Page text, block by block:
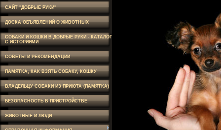
САЙТ "ДОБРЫЕ РУКИ"
ДОСКА ОБЪЯВЛЕНИЙ О ЖИВОТНЫХ
СОБАКИ И КОШКИ В ДОБРЫЕ РУКИ - КАТАЛОГ
С ИСТОРИЯМИ
СОВЕТЫ И РЕКОМЕНДАЦИИ
ПАМЯТКА, КАК ВЗЯТЬ СОБАКУ, КОШКУ
ВЛАДЕЛЬЦУ СОБАКИ ИЗ ПРИЮТА (ПАМЯТКА)
БЕЗОПАСНОСТЬ В ПРИСТРОЙСТВЕ
ЖИВОТНЫЕ И ЛЮДИ